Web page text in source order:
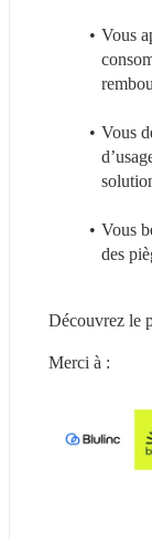
Vous
Vous
Vous
des
Découvrez le
Merci à :